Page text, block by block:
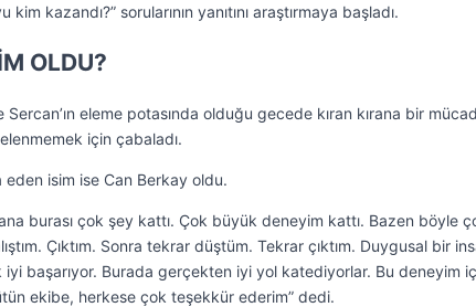
kazandı?” sorularının yanıtını araştırmaya başladı.
OLDU?
eleme potasında olduğu gecede kıran kırana bir
için çabaladı.
eden isim ise Can Berkay oldu.
burası çok şey kattı. Çok büyük deneyim kattı. Bazen böyle
Çıktım. Sonra tekrar düştüm. Tekrar çıktım. Duygusal bir
başarıyor. Burada gerçekten iyi yol katediyorlar. Bu deneyim
ekibe, herkese çok teşekkür ederim” dedi.